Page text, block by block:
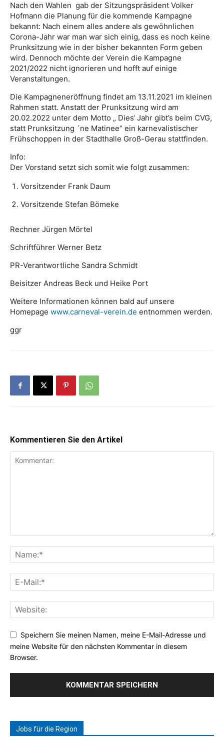
Nach den Wahlen gab der Sitzungspräsident Volker
Hofmann die Planung für die kommende Kampagne
bekannt: Nach einem alles andere als gewöhnlichen
Corona-Jahr war man war sich einig, dass es noch keine
Prunksitzung wie in der bisher bekannten Form geben
wird. Dennoch möchte der Verein die Kampagne
2021/2022 nicht ignorieren und hofft auf einige
Veranstaltungen.
Die Kampagneneröffnung findet am 13.11.2021 im kleinen
Rahmen statt. Anstatt der Prunksitzung wird am
20.02.2022 unter dem Motto „ Dies‘ Jahr gibt’s beim CVG,
statt Prunksitzung ´ne Matinee“ ein karnevalistischer
Frühschoppen in der Stadthalle Groß-Gerau stattfinden.
Info:
Der Vorstand setzt sich somit wie folgt zusammen:
Vorsitzender Frank Daum
Vorsitzende Stefan Bömeke
Rechner Jürgen Mörtel
Schriftführer Werner Betz
PR-Verantwortliche Sandra Schmidt
Beisitzer Andreas Beck und Heike Port
Weitere Informationen können bald auf unsere
Homepage www.carneval-verein.de entnommen werden.
ggr
Kommentieren Sie den Artikel
Speichern Sie meinen Namen, meine E-Mail-Adresse und
meine Website für den nächsten Kommentar in diesem
Browser.
Jobs für die Region